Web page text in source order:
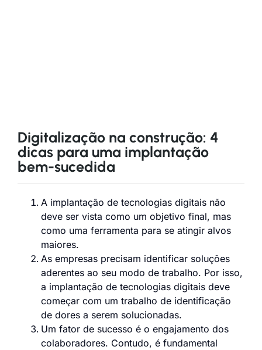
Digitalização na construção: 4
dicas para uma implantação
bem-sucedida
A implantação de tecnologias digitais não
deve ser vista como um objetivo final, mas
como uma ferramenta para se atingir alvos
maiores.
As empresas precisam identificar soluções
aderentes ao seu modo de trabalho. Por isso,
a implantação de tecnologias digitais deve
começar com um trabalho de identificação
de dores a serem solucionadas.
Um fator de sucesso é o engajamento dos
colaboradores. Contudo, é fundamental